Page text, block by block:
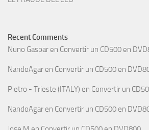
Recent Comments
Nuno Gaspar en Convertir un CD500 en
NandoAgar en Convertir un CD500 en
Pietro - Trieste (ITALY) en Convertir un
NandoAgar en Convertir un CD500 en